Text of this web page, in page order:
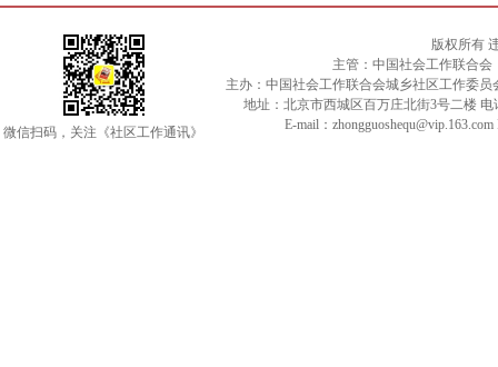
微信扫码，关注《社区工作通讯》
版权所有
主管：中国社会工作联合
主办：中国社会工作联合会城乡社区工作委
地址：北京市西城区百万庄北街3号二楼
E-mail：